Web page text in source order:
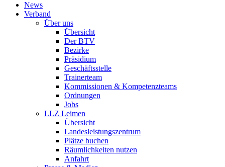
News
Verband
Über uns
Übersicht
Der BTV
Bezirke
Präsidium
Geschäftsstelle
Trainerteam
Kommissionen & Kompetenzteams
Ordnungen
Jobs
LLZ Leimen
Übersicht
Landesleistungszentrum
Plätze buchen
Räumlichkeiten nutzen
Anfahrt